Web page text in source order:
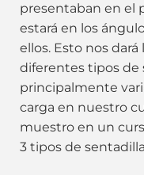
presentaban en el
estará en los
ellos. Esto nos
diferentes tipos de
principalmente
carga en nuestro
muestro en un
3 tipos de